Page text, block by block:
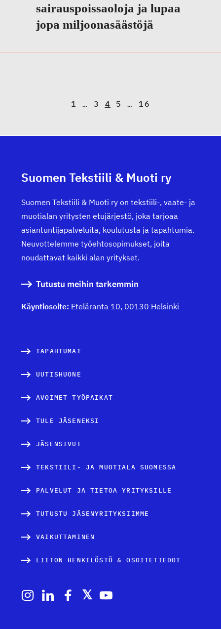
sairauspoissaoloja ja lupaa
jopa miljoonasäästöjä
A
k
k
e
l
i
e
t
1 … 3 4 5 … 16
Suomen Tekstiili & Muoti ry
Suomen Tekstiili & Muoti ry on tekstiili-, vaate- ja
muotialan yritysten etujärjestö, joka tarjoaa
asiantuntijapalveluita, koulutusta ja tapahtumia.
Neuvottelemme työehtosopimukset, joita
noudattavat kaikki alan yritykset.
Tutustu meihin tarkemmin
Käyntiosoite: Eteläranta 10, 00130 Helsinki
TAPAHTUMAT
UUTISHUONE
AVOIMET TYÖPAIKAT
TULE JÄSENEKSI
JÄSENSIVUT
TEKSTIILI- JA MUOTIALA SUOMESSA
PALVELUT JA TIETOA YRITYKSILLE
TUTUSTU JÄSENYRITYKSIIMME
VAIKUTTAMINEN
LIITON HENKILÖSTÖ & OSOITETIEDOT